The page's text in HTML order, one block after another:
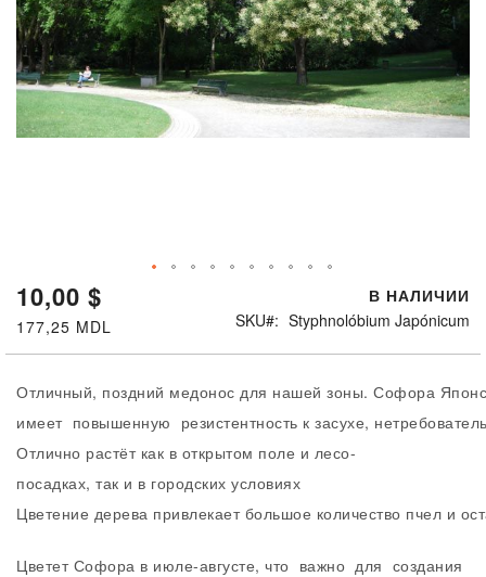
10,00 $
177,25 MDL
В НАЛИЧИИ
SKU
Styphnolóbium Japónicum
Отличный, поздний медонос для нашей зоны. Софора
имеет повышенную резистентность к засухе,
Отлично растёт как в открытом поле и лесо-
посадках, так и в городских условиях
Цветение дерева привлекает большое количество пчел и
Цветет Софора в июле-августе, что важно для создания
Перейти
началу
галереи